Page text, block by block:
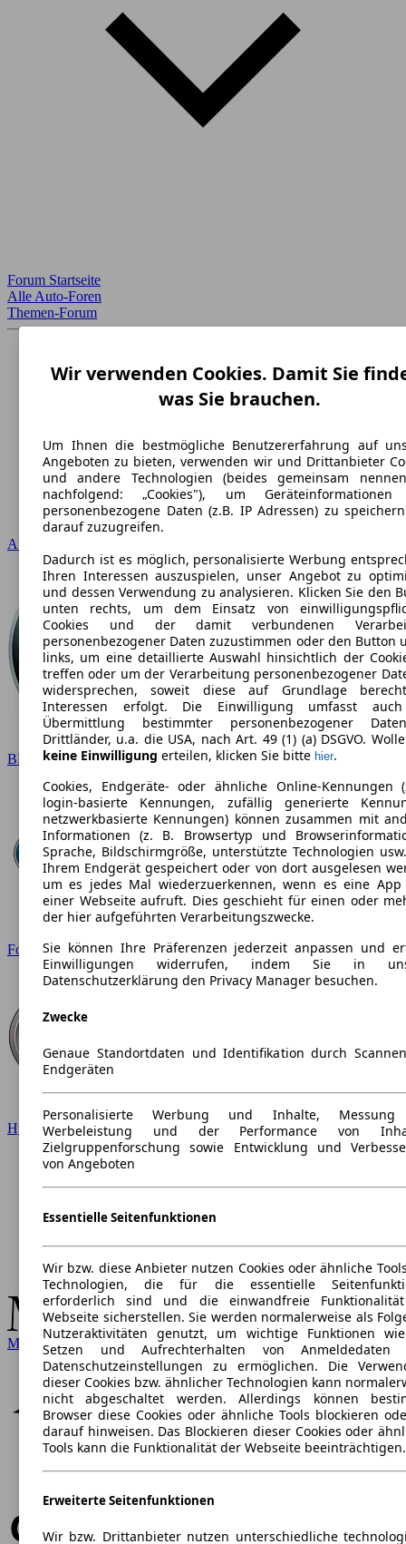
Wir verwenden Cookies. Damit Sie
was Sie brauchen.
Um Ihnen die bestmögliche Benutzererfahrung auf
Angeboten zu bieten, verwenden wir und Drittanbieter
und andere Technologien (beides gemeinsam
nachfolgend: „Cookies"), um
personenbezogene Daten (z.B. IP Adressen) zu
darauf zuzugreifen.
Dadurch ist es möglich, personalisierte Werbung
Ihren Interessen auszuspielen, unser Angebot zu
und dessen Verwendung zu analysieren. Klicken Sie den
unten rechts, um dem Einsatz von
Cookies und der damit verbundenen
personenbezogener Daten zuzustimmen oder den Button
links, um eine detaillierte Auswahl hinsichtlich der
treffen oder um der Verarbeitung personenbezogener
widersprechen, soweit diese auf Grundlage
Interessen erfolgt. Die Einwilligung umfasst
Übermittlung bestimmter personenbezogener
Drittländer, u.a. die USA, nach Art. 49 (1) (a) DSGVO.
keine Einwilligung erteilen, klicken Sie bitte hier.
Cookies, Endgeräte- oder ähnliche Online-Kennungen
login-basierte Kennungen, zufällig generierte
netzwerkbasierte Kennungen) können zusammen mit
Informationen (z. B. Browsertyp und
Sprache, Bildschirmgröße, unterstützte Technologien
Ihrem Endgerät gespeichert oder von dort ausgelesen
um es jedes Mal wiederzuerkennen, wenn es eine App
einer Webseite aufruft. Dies geschieht für einen oder
der hier aufgeführten Verarbeitungszwecke.
Sie können Ihre Präferenzen jederzeit anpassen und
Einwilligungen widerrufen, indem Sie in
Datenschutzerklärung den Privacy Manager besuchen.
Zwecke
Genaue Standortdaten und Identifikation durch
Endgeräten
Personalisierte Werbung und Inhalte,
Werbeleistung und der Performance von
Zielgruppenforschung sowie Entwicklung und
von Angeboten
Essentielle Seitenfunktionen
Wir bzw. diese Anbieter nutzen Cookies oder ähnliche
Technologien, die für die essentielle
erforderlich sind und die einwandfreie
Webseite sicherstellen. Sie werden normalerweise als
Nutzeraktivitäten genutzt, um wichtige Funktionen
Setzen und Aufrechterhalten von Anmeldedaten
Datenschutzeinstellungen zu ermöglichen. Die
dieser Cookies bzw. ähnlicher Technologien kann
nicht abgeschaltet werden. Allerdings können
Browser diese Cookies oder ähnliche Tools blockieren
darauf hinweisen. Das Blockieren dieser Cookies oder
Tools kann die Funktionalität der Webseite beeinträchtigen.
Erweiterte Seitenfunktionen
Wir bzw. Drittanbieter nutzen unterschiedliche
Forum Startseite
Alle Auto-Foren
Themen-Forum
Audi
BMW
Ford
Hyundai
Mercedes-Benz